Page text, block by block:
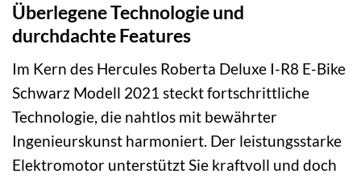
Überlegene Technologie und
durchdachte Features
Im Kern des Hercules Roberta Deluxe I-R8 E-Bike
Schwarz Modell 2021 steckt fortschrittliche
Technologie, die nahtlos mit bewährter
Ingenieurskunst harmoniert. Der leistungsstarke
Elektromotor unterstützt Sie kraftvoll und doch